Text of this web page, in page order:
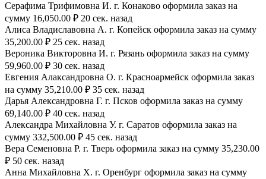
Серафима Трифимовна И. г. Конаково оформила заказ на
сумму 16,050.00 ₽ 20 сек. назад
Алиса Владиславовна А. г. Копейск оформила заказ на сумму
35,200.00 ₽ 25 сек. назад
Вероника Викторовна И. г. Рязань оформила заказ на сумму
59,960.00 ₽ 30 сек. назад
Евгения Алаксандровна О. г. Красноармейск оформила заказ
на сумму 35,210.00 ₽ 35 сек. назад
Дарья Александровна Г. г. Псков оформила заказ на сумму
69,140.00 ₽ 40 сек. назад
Александра Михайловна У. г. Саратов оформила заказ на
сумму 332,500.00 ₽ 45 сек. назад
Вера Семеновна Р. г. Тверь оформила заказ на сумму 35,230.00
₽ 50 сек. назад
Анна Михайловна Х. г. Оренбург оформила заказ на сумму